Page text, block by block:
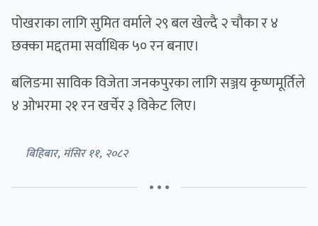
पोखराका लागि सुमित वर्माले २९ बल खेल्दै २ चौका र ४
छक्का मद्दतमा सर्वाधिक ५० रन बनाए।
बलिङमा साविक विजेता जनकपुरका लागि सञ्जय कृष्णमूर्तिले
४ ओभरमा २१ रन खर्चेर ३ विकेट लिए।
बिहिबार, मंसिर ११, २०८२
• • •